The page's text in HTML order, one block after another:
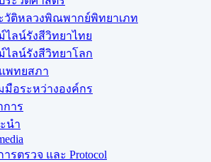
วัติหลวงพิณพากย์พิทยาเภท
ไลน์รังสีวิทยาไทย
ไลน์รังสีวิทยาโลก
พทยสภา
มือระหว่างองค์กร
การ
นำ
รตรวจ และ Protocol